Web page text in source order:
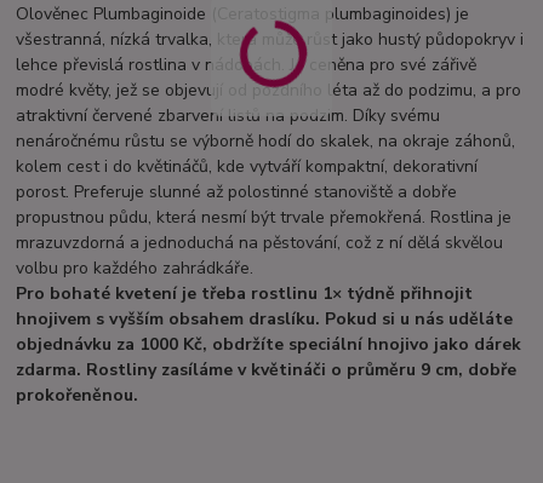
Olověnec Plumbaginoide (Ceratostigma plumbaginoides) je
všestranná, nízká trvalka, která může růst jako hustý půdopokryv i
lehce převislá rostlina v nádobách. Je ceněna pro své zářivě
modré květy, jež se objevují od pozdního léta až do podzimu, a pro
atraktivní červené zbarvení listů na podzim. Díky svému
nenáročnému růstu se výborně hodí do skalek, na okraje záhonů,
kolem cest i do květináčů, kde vytváří kompaktní, dekorativní
porost. Preferuje slunné až polostinné stanoviště a dobře
propustnou půdu, která nesmí být trvale přemokřená. Rostlina je
mrazuvzdorná a jednoduchá na pěstování, což z ní dělá skvělou
volbu pro každého zahrádkáře.
Pro bohaté kvetení je třeba rostlinu 1× týdně přihnojit
hnojivem s vyšším obsahem draslíku. Pokud si u nás uděláte
objednávku za 1000 Kč, obdržíte speciální hnojivo jako dárek
zdarma. Rostliny zasíláme v květináči o průměru 9 cm, dobře
prokořeněnou.